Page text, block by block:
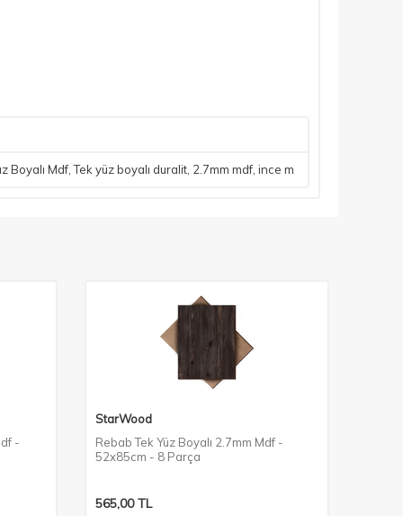
Boyalı Mdf ,Tek yüz boyalı duralit 2.7mm mdf ince m
-
StarWood
Rebab Tek Yüz Boyalı 2.7mm Mdf -
52x85cm - 8 Parça
565,00TL